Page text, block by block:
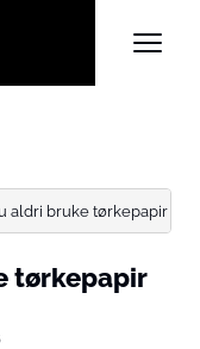
aldri bruke tørkepapir på
tørkepapir